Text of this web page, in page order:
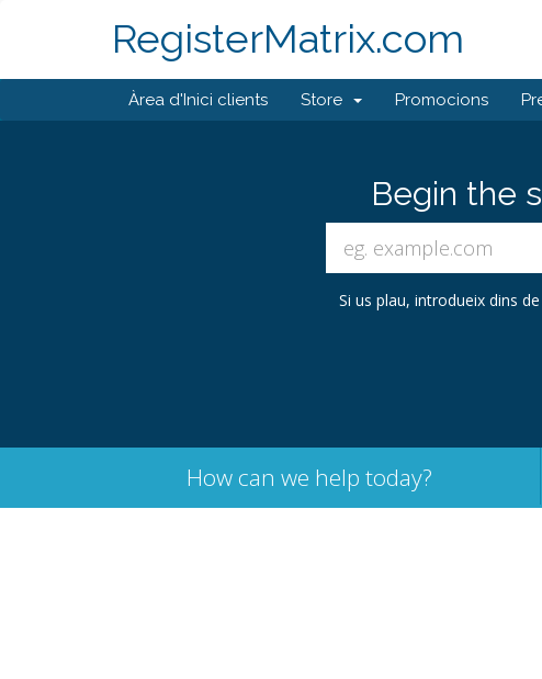
RegisterMatrix.com
Àrea d'Inici clients Store Promocions
Begin the
Si us plau, introdueix dins
How can we help today?